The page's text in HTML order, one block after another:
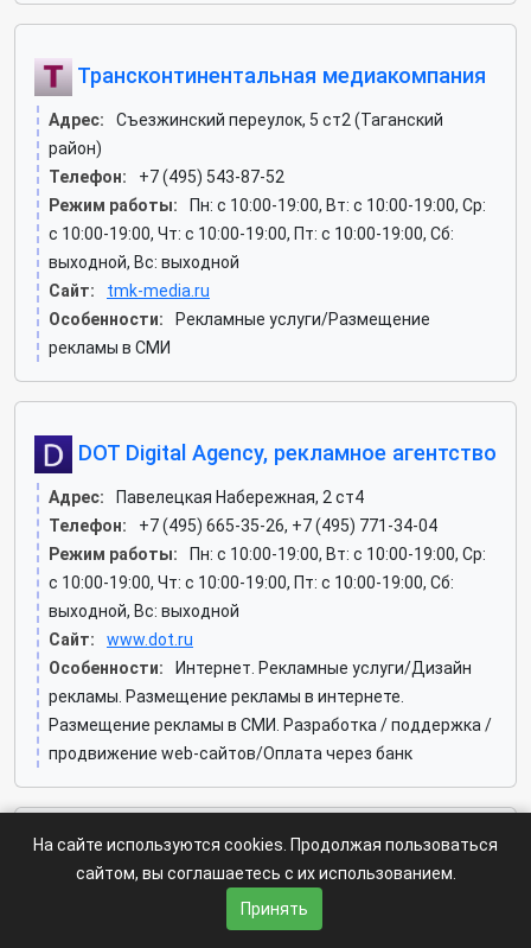
Трансконтинентальная медиакомпания
Адрес:
Съезжинский переулок, 5 ст2 (Таганский
район)
Телефон:
+7 (495) 543-87-52
Режим работы:
Пн: c 10:00-19:00, Вт: c 10:00-19:00, Ср:
c 10:00-19:00, Чт: c 10:00-19:00, Пт: c 10:00-19:00, Сб:
выходной, Вс: выходной
Сайт:
tmk-media.ru
Особенности:
Рекламные услуги/Размещение
рекламы в СМИ
DOT Digital Agency, рекламное агентство
Адрес:
Павелецкая Набережная, 2 ст4
Телефон:
+7 (495) 665-35-26, +7 (495) 771-34-04
Режим работы:
Пн: c 10:00-19:00, Вт: c 10:00-19:00, Ср:
c 10:00-19:00, Чт: c 10:00-19:00, Пт: c 10:00-19:00, Сб:
выходной, Вс: выходной
Сайт:
www.dot.ru
Особенности:
Интернет. Рекламные услуги/Дизайн
рекламы. Размещение рекламы в интернете.
Размещение рекламы в СМИ. Разработка / поддержка /
продвижение web-сайтов/Оплата через банк
MultiTEC, рекламно-производственная
Пресненская Набережная, 6 ст2 (Пресненский
На сайте используются cookies. Продолжая пользоваться
сайтом, вы соглашаетесь с их использованием.
Принять